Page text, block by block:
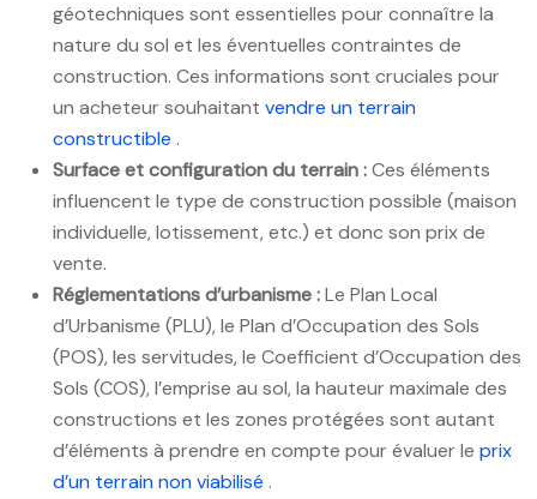
géotechniques sont essentielles pour connaître la
nature du sol et les éventuelles contraintes de
construction. Ces informations sont cruciales pour
un acheteur souhaitant vendre un terrain
constructible .
Surface et configuration du terrain :Ces éléments
influencent le type de construction possible (maison
individuelle, lotissement, etc.) et donc son prix de
vente.
Réglementations d’urbanisme :Le Plan Local
d’Urbanisme (PLU), le Plan d’Occupation des Sols
(POS), les servitudes, le Coefficient d’Occupation des
Sols (COS), l’emprise au sol, la hauteur maximale des
constructions et les zones protégées sont autant
d’éléments à prendre en compte pour évaluer le prix
d’un terrain non viabilisé .